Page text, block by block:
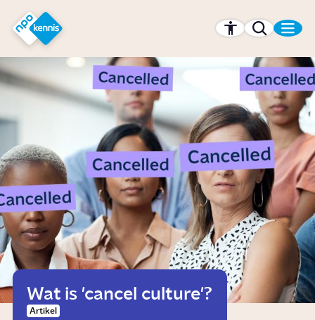
Hét kennisplatform van de NPO
Wat is 'cancel culture'?
Artikel